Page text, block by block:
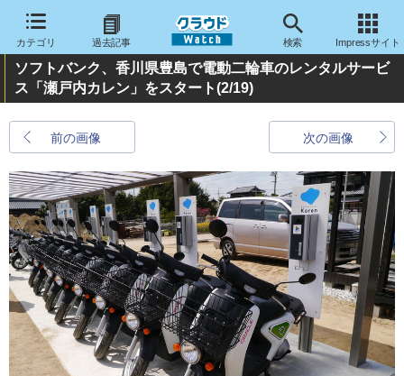
カテゴリ 過去記事 検索 Impressサイト
ソフトバンク、香川県豊島で電動二輪車のレンタルサービ
ス「瀬戸内カレン」をスタート(2/19)
前の画像 次の画像